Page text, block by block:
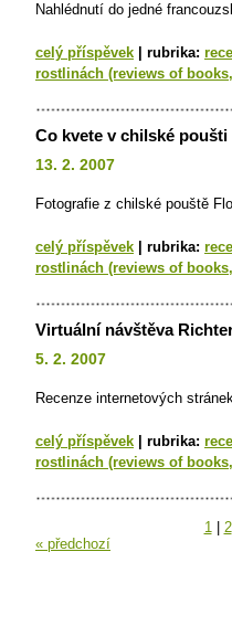
Nahlédnutí do jedné
celý příspěvek rubrika:
rostlinách (reviews of
Co kvete v chilské poušti
13. 2. 2007
Fotografie z chilské pouště
celý příspěvek rubrika:
rostlinách (reviews of
Virtuální návštěva
5. 2. 2007
Recenze internetových
celý příspěvek rubrika:
rostlinách (reviews of
« předchozí
1 2